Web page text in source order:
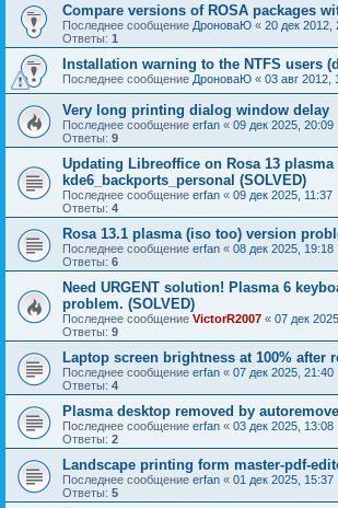
Сompare versions of ROSA packages
Последнее сообщение ДроноваЮ « 20 дек 2012,
Ответы: 1
Installation warning to the NTFS users
Последнее сообщение ДроноваЮ « 03 авг 2012,
Very long printing dialog window delay
Последнее сообщение erfan « 09 дек 2025, 20:09
Ответы: 9
Updating Libreoffice on Rosa 13 plasma
kde6_backports_personal (SOLVED)
Последнее сообщение erfan « 09 дек 2025, 11:37
Ответы: 4
Rosa 13.1 plasma (iso too) version
Последнее сообщение erfan « 08 дек 2025, 19:18
Ответы: 6
Need URGENT solution! Plasma 6
problem. (SOLVED)
Последнее сообщение VictorR2007 « 07 дек
Ответы: 9
Laptop screen brightness at 100% after
Последнее сообщение erfan « 07 дек 2025, 21:40
Ответы: 4
Plasma desktop removed by
Последнее сообщение erfan « 03 дек 2025, 13:08
Ответы: 2
Landscape printing form master-pdf-
Последнее сообщение erfan « 01 дек 2025, 15:37
Ответы: 5